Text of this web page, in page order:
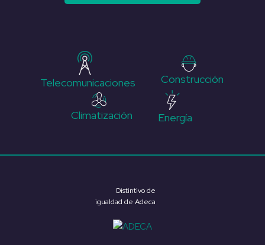
Telecomunicaciones Construcción
Climatización Energía
Distintivo de
igualdad de Adeca